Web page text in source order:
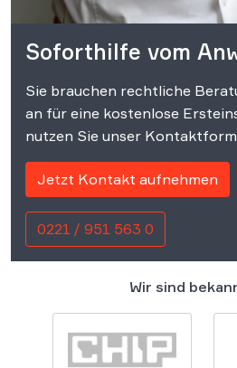
Soforthilfe vom
Sie brauchen rechtliche
an für eine kostenlose
nutzen Sie unser
Jetzt Kontakt aufnehmen
0221 / 951 563 0
Wir sind